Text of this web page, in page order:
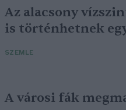
Az alacsony
is történhetnek
SZEMLE
A városi fák